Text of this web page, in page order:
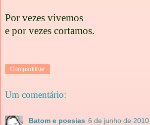
Por vezes vivemos
e por vezes cortamos.
Compartilhar
Um comentário:
Batom e poesias 6 de junho de